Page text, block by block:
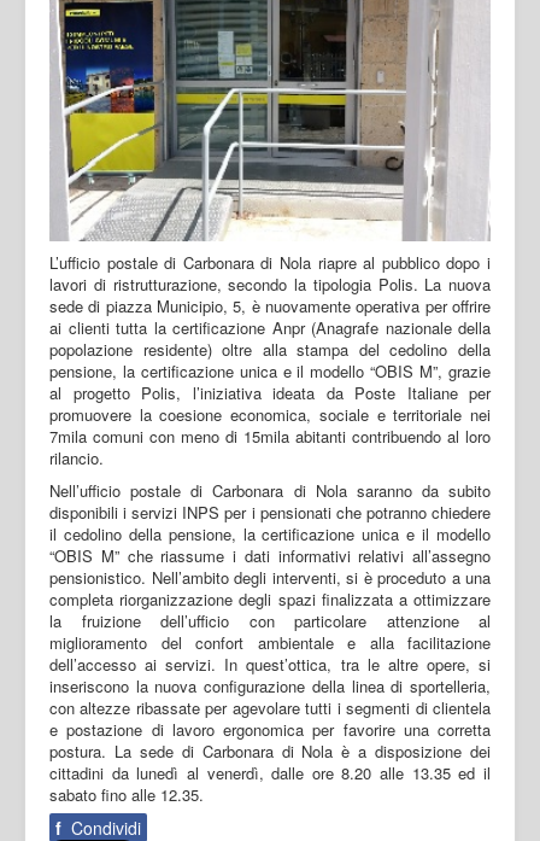
L’ufficio postale di Carbonara di Nola riapre al pubblico dopo i
lavori di ristrutturazione, secondo la tipologia Polis. La nuova
sede di piazza Municipio, 5, è nuovamente operativa per offrire
ai clienti tutta la certificazione Anpr (Anagrafe nazionale della
popolazione residente) oltre alla stampa del cedolino della
pensione, la certificazione unica e il modello “OBIS M”, grazie
al progetto Polis, l’iniziativa ideata da Poste Italiane per
promuovere la coesione economica, sociale e territoriale nei
7mila comuni con meno di 15mila abitanti contribuendo al loro
rilancio.
Nell’ufficio postale di Carbonara di Nola saranno da subito
disponibili i servizi INPS per i pensionati che potranno chiedere
il cedolino della pensione, la certificazione unica e il modello
“OBIS M” che riassume i dati informativi relativi all’assegno
pensionistico. Nell’ambito degli interventi, si è proceduto a una
completa riorganizzazione degli spazi finalizzata a ottimizzare
la fruizione dell’ufficio con particolare attenzione al
miglioramento del confort ambientale e alla facilitazione
dell’accesso ai servizi. In quest’ottica, tra le altre opere, si
inseriscono la nuova configurazione della linea di sportelleria,
con altezze ribassate per agevolare tutti i segmenti di clientela
e postazione di lavoro ergonomica per favorire una corretta
postura. La sede di Carbonara di Nola è a disposizione dei
cittadini da lunedì al venerdì, dalle ore 8.20 alle 13.35 ed il
sabato fino alle 12.35.
f Condividi